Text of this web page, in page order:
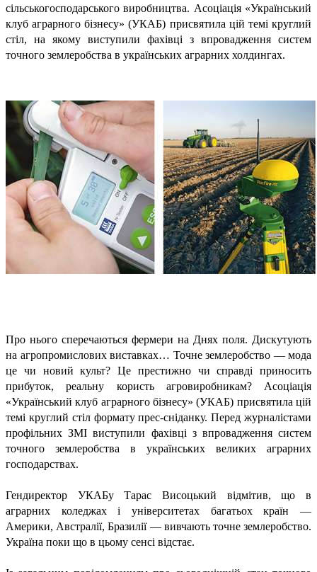
сільськогосподарського виробництва. Асоціація «Український
клуб аграрного бізнесу» (УКАБ) присвятила цій темі круглий
стіл, на якому виступили фахівці з впровадження систем
точного землеробства в українських аграрних холдингах.
Про нього сперечаються фермери на Днях поля. Дискутують
на агропромислових виставках… Точне землеробство — мода
це чи новий культ? Це престижно чи справді приносить
прибуток, реальну користь агровиробникам? Асоціація
«Український клуб аграрного бізнесу» (УКАБ) присвятила цій
темі круглий стіл формату прес-сніданку. Перед журналістами
профільних ЗМІ виступили фахівці з впровадження систем
точного землеробства в українських великих аграрних
господарствах.
Гендиректор УКАБу Тарас Висоцький відмітив, що в
аграрних коледжах і університетах багатьох країн —
Америки, Австралії, Бразилії — вивчають точне землеробство.
Україна поки що в цьому сенсі відстає.